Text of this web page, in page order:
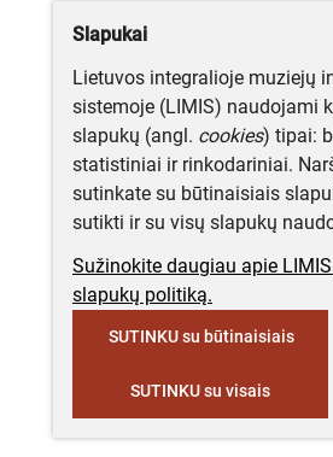
Slapukai
Lietuvos integralioje muziejų
sistemoje (LIMIS) naudojami
slapukų (angl. cookies) tipai:
statistiniai ir rinkodariniai.
sutinkate su būtinaisiais
sutikti ir su visų slapukų
Sužinokite daugiau apie
slapukų politiką.
SUTINKU su būtinaisiais
SUTINKU su visais